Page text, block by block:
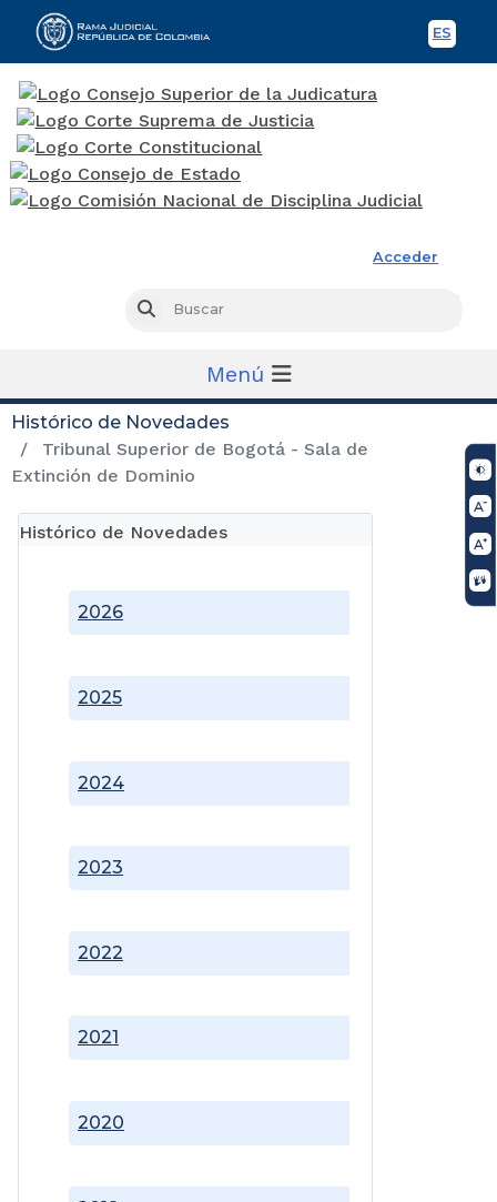
ES
Acceder
Buscar
Menú
Histórico de Novedades
Tribunal Superior de Bogotá - Sala de
Extinción de Dominio
Histórico de Novedades
2020
2021
2022
2023
2024
2025
2026